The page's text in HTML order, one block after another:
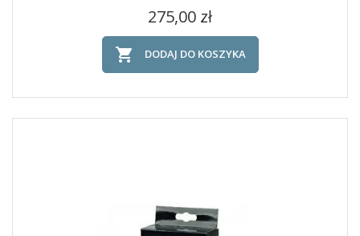
Cena
275,00 zł
 DODAJ DO KOSZYKA